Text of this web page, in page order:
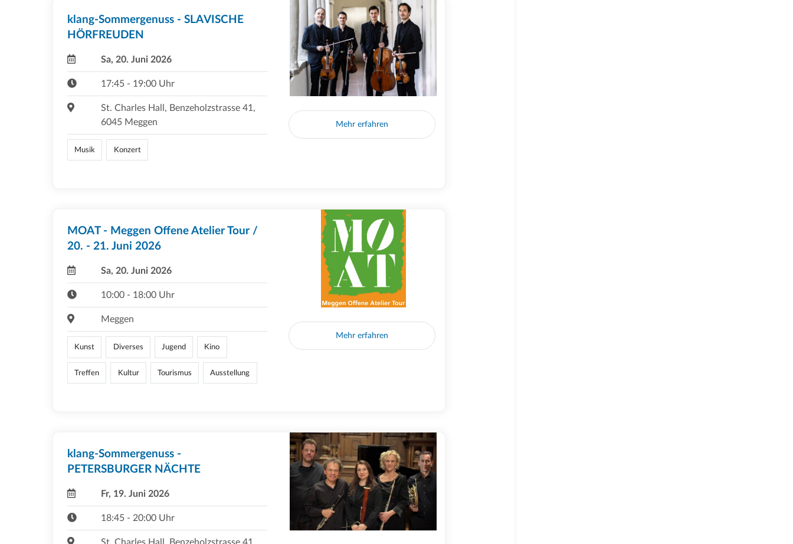
klang-Sommergenuss - SLAVISCHE
HÖRFREUDEN
Sa, 20. Juni 2026
17:45 - 19:00 Uhr
St. Charles Hall, Benzeholzstrasse 41,
6045 Meggen
Musik Konzert
Mehr erfahren
MOAT - Meggen Offene Atelier Tour /
20. - 21. Juni 2026
Sa, 20. Juni 2026
10:00 - 18:00 Uhr
Meggen
Kunst Diverses Jugend Kino
Treffen Kultur Tourismus Ausstellung
Mehr erfahren
klang-Sommergenuss -
PETERSBURGER NÄCHTE
Fr, 19. Juni 2026
18:45 - 20:00 Uhr